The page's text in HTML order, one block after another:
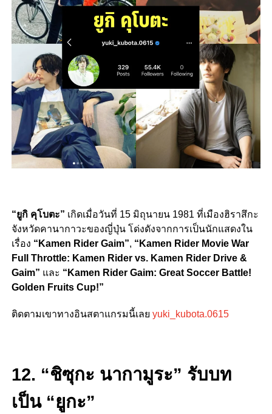
“ยูกิ คุโบตะ” เกิดเมื่อวันที่ 15 มิถุนายน 1981 ที่เมืองฮิราสึกะ
จังหวัดคานากาวะของญี่ปุ่น โด่งดังจากการเป็นนักแสดงใน
เรื่อง “ Kamen Rider Gaim”, “ Kamen Rider Movie War
Full Throttle: Kamen Rider vs. Kamen Rider Drive &
Gaim” และ “ Kamen Rider Gaim: Great Soccer Battle!
Golden Fruits Cup!”
ติดตามเขาทางอินสตาแกรมนี้เลย yuki_kubota.0615
12. “ชิซุกะ นากามูระ” รับบท
เป็น “ยูกะ”